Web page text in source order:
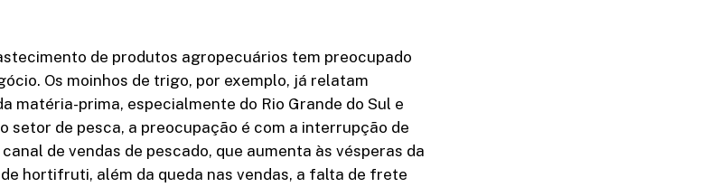
de produtos agropecuários tem preocupado
Os moinhos de trigo, por exemplo, já relatam
matéria-prima, especialmente do Rio Grande do Sul e
setor de pesca, a preocupação é com a interrupção de
de vendas de pescado, que aumenta às vésperas da
hortifruti, além da queda nas vendas, a falta de frete